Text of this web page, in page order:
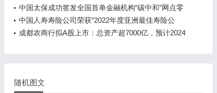
增长
中国太保成功签发全国首单金融机构“碳中和”网点零
碳保险
中国人寿寿险公司荣获“2022年度亚洲最佳寿险公
司”等两项大奖
成都农商行拟A股上市：总资产超7000亿，预计2024
随机图文